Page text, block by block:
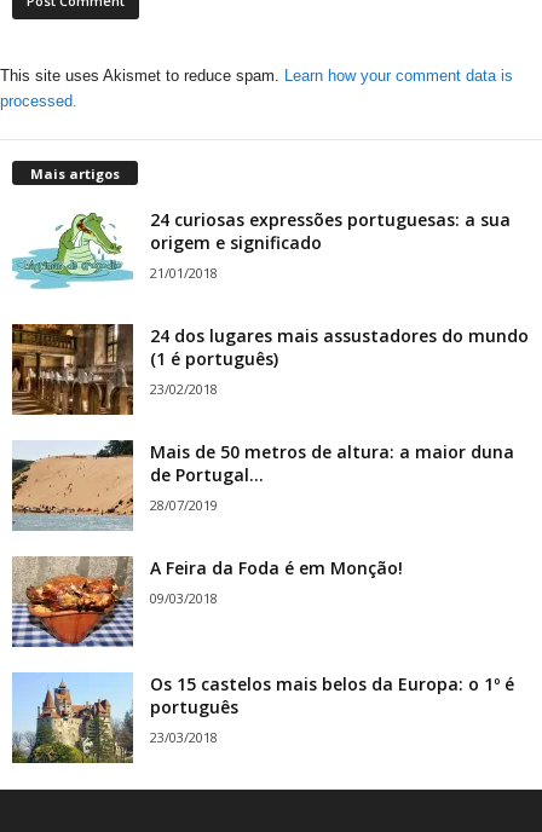
This site uses Akismet to reduce spam.
Learn how your comment data is
processed.
Mais artigos
24 curiosas expressões portuguesas: a sua
origem e significado
21/01/2018
24 dos lugares mais assustadores do mundo
(1 é português)
23/02/2018
Mais de 50 metros de altura: a maior duna
de Portugal...
28/07/2019
A Feira da Foda é em Monção!
09/03/2018
Os 15 castelos mais belos da Europa: o 1º é
português
23/03/2018